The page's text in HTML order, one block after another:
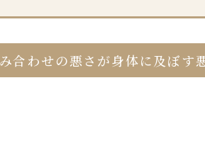
合わせの悪さが身体に及ぼす